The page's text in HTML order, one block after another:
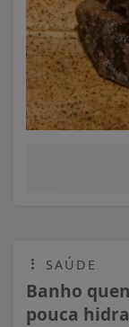
SAÚDE
Banho
pouca